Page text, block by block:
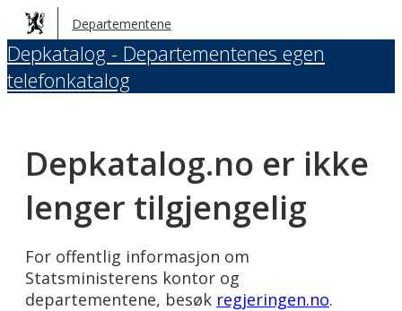
Hopp
til
hovedinnhold
Departementene
Depkatalog - Departementenes egen
telefonkatalog
Depkatalog.no er ikke
lenger tilgjengelig
For offentlig informasjon om
Statsministerens kontor og
departementene, besøk regjeringen.no.